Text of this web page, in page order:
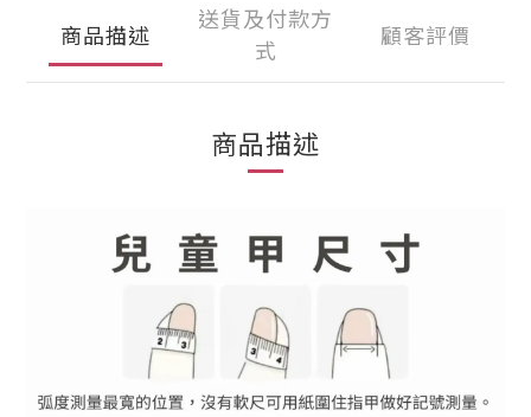
商品描述
送貨及付款方
式
顧客評價
商品描述